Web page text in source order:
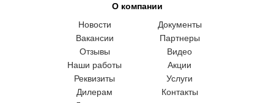
О компании
Новости
Документы
Вакансии
Партнеры
Отзывы
Видео
Наши работы
Акции
Реквизиты
Услуги
Дилерам
Контакты